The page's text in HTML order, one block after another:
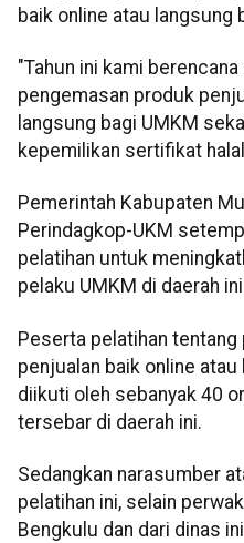
baik online atau langsung
"Tahun ini kami
pengemasan produk
langsung bagi UMKM
kepemilikan sertifikat
Pemerintah Kabupaten
Perindagkop-UKM
pelatihan untuk
pelaku UMKM di daerah
Peserta pelatihan
penjualan baik online
diikuti oleh sebanyak 40
tersebar di daerah ini.
Sedangkan narasumber
pelatihan ini, selain
Bengkulu dan dari dinas